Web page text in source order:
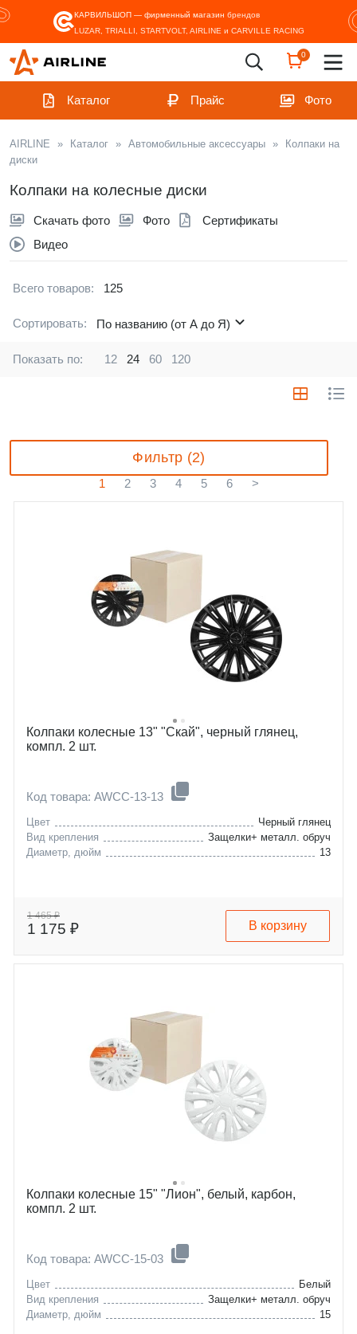
КАРВИЛЬШОП — фирменный магазин брендов
LUZAR, TRIALLI, STARTVOLT, AIRLINE и CARVILLE RACING
0
Каталог Прайс Фото
AIRLINE » Каталог » Автомобильные аксессуары »
Колпаки на
диски
Колпаки на колесные диски
Скачать фото Фото
Сертификаты
Видео
Всего товаров: 125
Сортировать: По названию (от А до Я)
Показать по: 12 24 60 120
Фильтр (2)
1 2 3 4 5 6 >
Колпаки колесные 13" "Скай", черный глянец,
компл. 2 шт.
Код товара: AWCC-13-13
Цвет
Черный глянец
Вид крепления
Защелки+ металл. обруч
Диаметр, дюйм
13
1 465 ₽
1 175 ₽ В корзину
Колпаки колесные 15" "Лион", белый, карбон,
компл. 2 шт.
Код товара: AWCC-15-03
Цвет
Белый
Вид крепления
Защелки+ металл. обруч
Диаметр, дюйм
15